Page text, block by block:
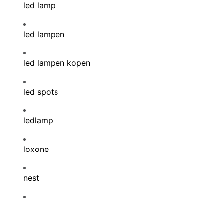
led lamp
led lampen
led lampen kopen
led spots
ledlamp
loxone
nest